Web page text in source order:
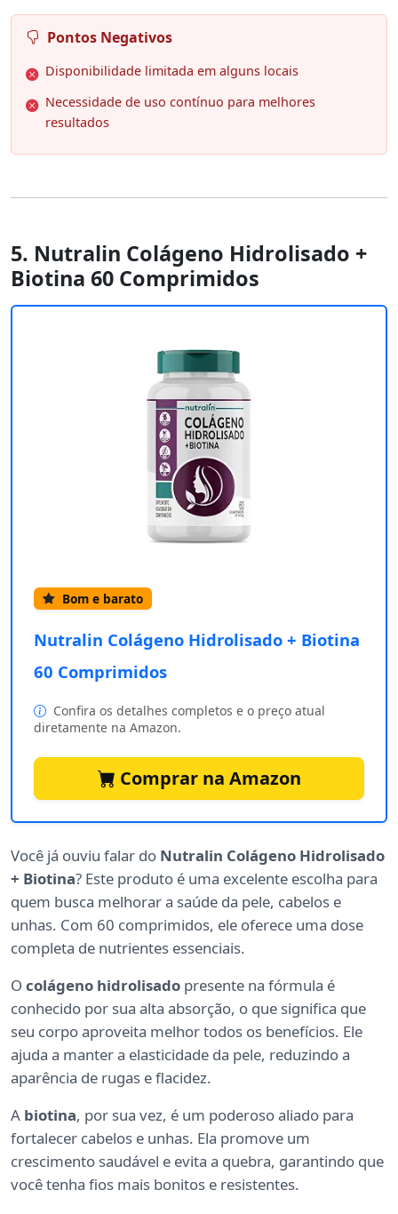
Pontos Negativos
Disponibilidade limitada em alguns locais
Necessidade de uso contínuo para melhores
resultados
5. Nutralin Colágeno Hidrolisado +
Biotina 60 Comprimidos
Bom e barato
Nutralin Colágeno Hidrolisado + Biotina
60 Comprimidos
Confira os detalhes completos e o preço atual
diretamente na Amazon.
Comprar na Amazon
Você já ouviu falar do Nutralin Colágeno Hidrolisado
+ Biotina? Este produto é uma excelente escolha para
quem busca melhorar a saúde da pele, cabelos e
unhas. Com 60 comprimidos, ele oferece uma dose
completa de nutrientes essenciais.
O colágeno hidrolisado presente na fórmula é
conhecido por sua alta absorção, o que significa que
seu corpo aproveita melhor todos os benefícios. Ele
ajuda a manter a elasticidade da pele, reduzindo a
aparência de rugas e flacidez.
A biotina, por sua vez, é um poderoso aliado para
fortalecer cabelos e unhas. Ela promove um
crescimento saudável e evita a quebra, garantindo que
você tenha fios mais bonitos e resistentes.